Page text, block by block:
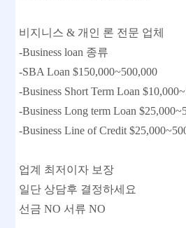
비지니스 & 개인 론 전문 업체
-Business loan 종류
-SBA Loan $150,000~500,000
-Business Short Term Loan
-Business Long term Loan
-Business Line of Credit
업계 최저이자 보장
일단 상담후 결정하세요
선금 NO 서류 NO